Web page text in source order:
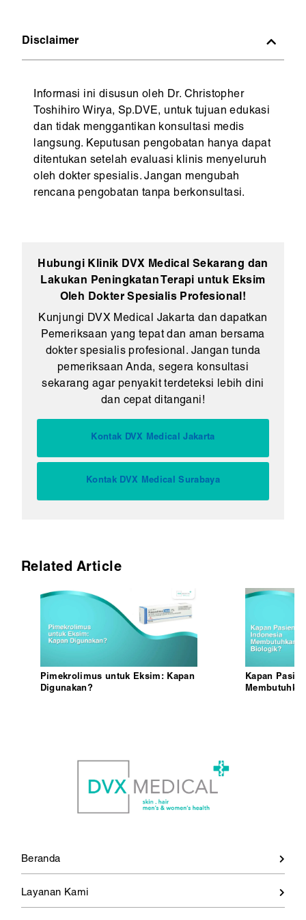
mengganggu tidur secara konsisten, atau kondisi
sudah berjalan, bukan berdasarkan usia. Anak-
anak dan dewasa dengan penyakit berat sama-
sama dapat menjadi kandidat eskalasi.
Disclaimer
Informasi ini disusun oleh Dr. Christopher
Toshihiro Wirya, Sp.DVE, untuk tujuan edukasi
dan tidak menggantikan konsultasi medis
langsung. Keputusan pengobatan hanya dapat
ditentukan setelah evaluasi klinis menyeluruh
oleh dokter spesialis. Jangan mengubah
rencana pengobatan tanpa berkonsultasi.
Hubungi Klinik DVX Medical Sekarang dan
Lakukan Peningkatan Terapi untuk Eksim
Oleh Dokter Spesialis Profesional!
Kunjungi DVX Medical Jakarta dan dapatkan
Pemeriksaan yang tepat dan aman bersama
dokter spesialis profesional. Jangan tunda
pemeriksaan Anda, segera konsultasi
sekarang agar penyakit terdeteksi lebih dini
dan cepat ditangani!
Kontak DVX Medical Jakarta
Kontak DVX Medical Surabaya
Related Article
Pimekrolimus untuk Eksim: Kapan
Digunakan?
Kapan
Beranda
Layanan Kami